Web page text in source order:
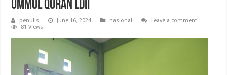
Ummul Quran LDII
penulis June 16, 2024 nasional
Leave a comment
81 Views